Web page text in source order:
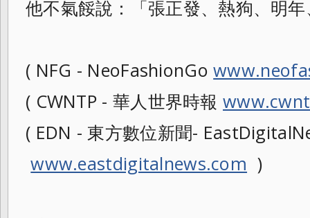
他不氣餒說：「張正發、 熱狗、明
( NFG - NeoFashionGo
( CWNTP - 華人世界時報
( EDN - 東方數位新聞-
www.eastdigitalnews.com )